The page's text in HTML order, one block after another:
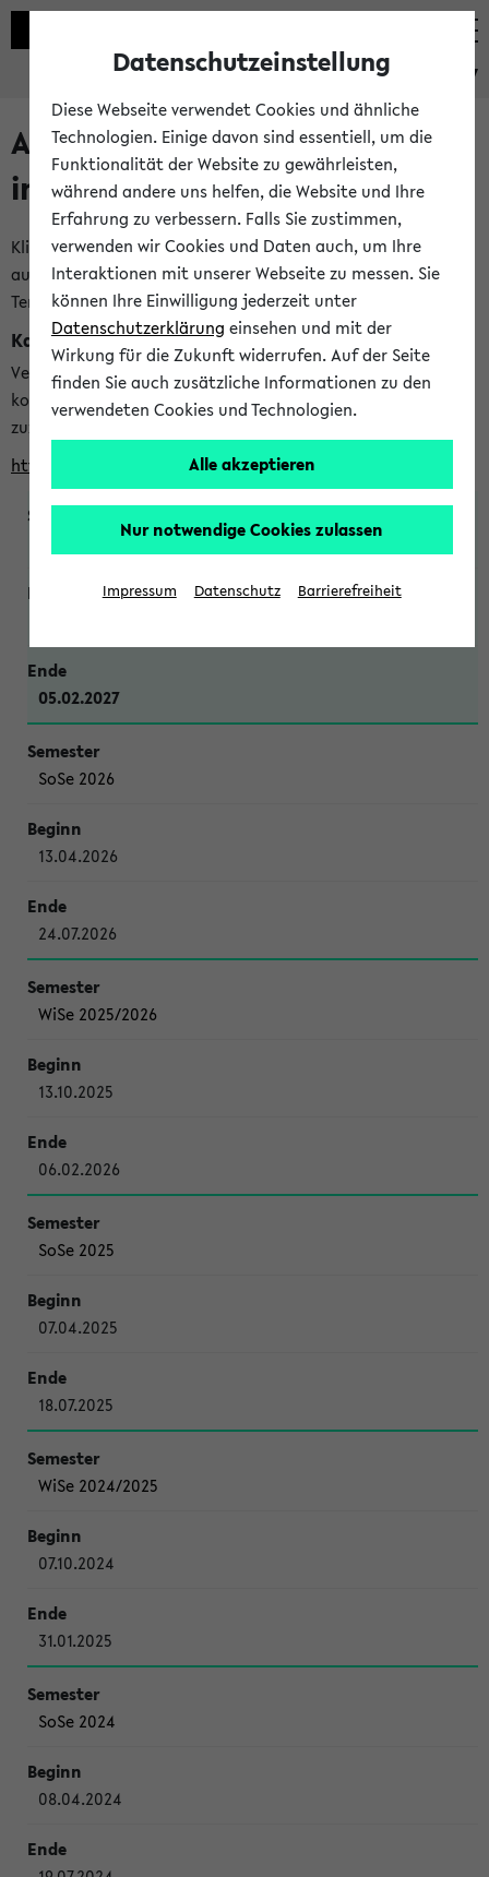
eKVV
Alle veröffentlichten Semester
im eKVV
Klicken Sie auf das Semester, welches Sie für Ihre Sitzung
auswählen möchten. Bitte beachten Sie auch die weiteren
Termine imKalender der Lehrplanung
Kalenderintegration
Verwenden Sie die folgende Adresse, um mit einer
kompatiblen Kalenderanwendung auf die Vorlesungszeiten
zuzugreifen (nähere Informationen
finden Sie hier
https://ekvv.uni-bielefeld.de/ws/calendar?vz
WiSe 2026/2027
05.02.2027
SoSe 2026
13.04.2026
24.07.2026
WiSe 2025/2026
13.10.2025
06.02.2026
SoSe 2025
07.04.2025
18.07.2025
WiSe 2024/2025
07.10.2024
31.01.2025
SoSe 2024
08.04.2024
Datenschutzeinstellung
Diese Webseite verwendet Cookies und ähnliche
Technologien. Einige davon sind essentiell, um die
Funktionalität der Website zu gewährleisten,
während andere uns helfen, die Website und Ihre
Erfahrung zu verbessern. Falls Sie zustimmen,
verwenden wir Cookies und Daten auch, um Ihre
Interaktionen mit unserer Webseite zu messen. Sie
können Ihre Einwilligung jederzeit unter
Datenschutzerklärung einsehen und mit der
Wirkung für die Zukunft widerrufen. Auf der Seite
finden Sie auch zusätzliche Informationen zu den
verwendeten Cookies und Technologien.
Alle akzeptieren
Nur notwendige Cookies zulassen
Impressum Datenschutz Barrierefreiheit